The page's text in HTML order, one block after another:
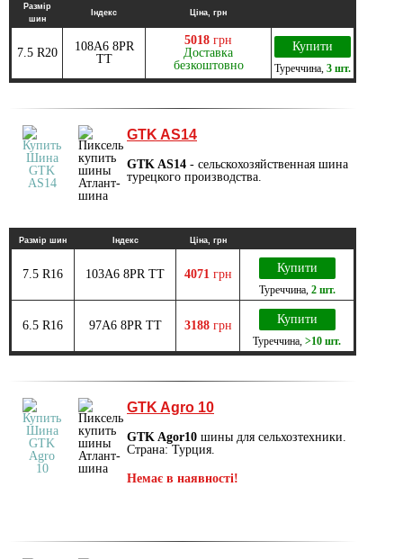
Размір
шин
Індекс Ціна, грн
7.5 R20
108A6 8PR
TT
5018 грн
Доставка
безкоштовно
Купити
Туреччина 3 шт.
GTK AS14
GTK AS14 - сельскохозяйственная шина
турецкого производства.
Размір шин Індекс Ціна, грн
7.5 R16 103A6 8PR TT 4071 грн Купити
Туреччина, 2 шт.
6.5 R16 97A6 8PR TT 3188 грн Купити
Туреччина >10 шт.
GTK Agro 10
GTK Agor10 шины для сельхозтехники.
Страна: Турция.
Немає в наявності!